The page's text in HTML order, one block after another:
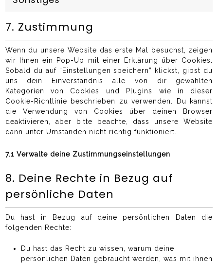
7. Zustimmung
Wenn du unsere Website das erste Mal besuchst, zeigen
wir Ihnen ein Pop-Up mit einer Erklärung über Cookies.
Sobald du auf “Einstellungen speichern” klickst, gibst du
uns dein Einverständnis alle von dir gewählten
Kategorien von Cookies und Plugins wie in dieser
Cookie-Richtlinie beschrieben zu verwenden. Du kannst
die Verwendung von Cookies über deinen Browser
deaktivieren, aber bitte beachte, dass unsere Website
dann unter Umständen nicht richtig funktioniert.
7.1 Verwalte deine Zustimmungseinstellungen
8. Deine Rechte in Bezug auf
persönliche Daten
Du hast in Bezug auf deine persönlichen Daten die
folgenden Rechte:
Du hast das Recht zu wissen, warum deine
persönlichen Daten gebraucht werden, was mit ihnen